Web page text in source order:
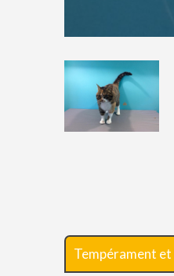
Tempérament